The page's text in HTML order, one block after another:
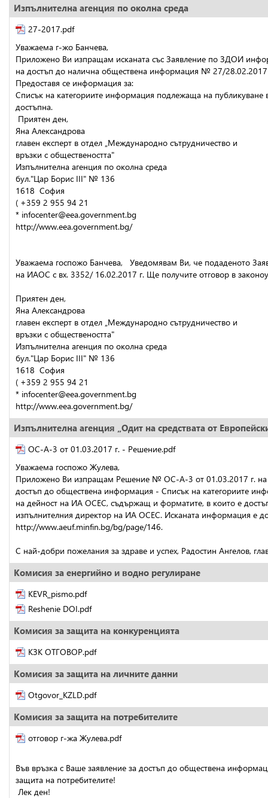
Изпълнителна агенция по околна среда
27-2017.pdf
Уважаемa г-жо Банчева,
Приложено Ви изпращам исканата със Заявление по ЗДОИ
на достъп до налична обществена информация № 27/28.02.2017
Предоставя се информация за:
Списък на категориите информация подлежаща на
достъпна.
Приятен ден,
Яна Александрова
главен експерт в отдел „Международно сътрудничество и
връзки с обществеността"
Изпълнителна агенция по околна среда
бул."Цар Борис III" № 136
1618  София
( +359 2 955 94 21
* infocenter@eea.government.bg
http://www.eea.government.bg/
Уважаемa госпожо Банчева,   Уведомявам Ви, че подаденото
на ИАОС с вх. 3352/ 16.02.2017 г. Ще получите отговор в
Приятен ден,
Яна Александрова
главен експерт в отдел „Международно сътрудничество и
връзки с обществеността"
Изпълнителна агенция по околна среда
бул."Цар Борис III" № 136
1618  София
( +359 2 955 94 21
* infocenter@eea.government.bg
http://www.eea.government.bg/
Изпълнителна агенция „Одит на средствата от
ОС-А-3 от 01.03.2017 г. - Решение.pdf
Уважаема госпожо Жулева,
Приложено Ви изпращам Решение № ОС-А-3 от 01.03.2017 г. на
достъп до обществена информация - Списък на категориите
на дейност на ИА ОСЕС, съдържащ и форматите, в които е
изпълнителния директор на ИА ОСЕС. Исканата информация е
http://www.aeuf.minfin.bg/bg/page/146.
С най-добри пожелания за здраве и успех, Радостин Ангелов,
Комисия за енергийно и водно регулиране
KEVR_pismo.pdf
Reshenie DOI.pdf
Комисия за защита на конкуренцията
КЗК ОТГОВОР.pdf
Комисия за защита на личните данни
Otgovor_KZLD.pdf
Комисия за защита на потребителите
отговор г-жа Жулева.pdf
Във връзка с Ваше заявление за достъп до обществена
защита на потребителите!
Лек ден!